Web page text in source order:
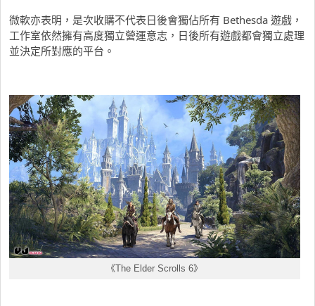
微軟亦表明，是次收購不代表日後會獨佔所有 Bethesda 遊戲，
工作室依然擁有高度獨立營運意志，日後所有遊戲都會獨立處理
並決定所對應的平台。
《The Elder Scrolls 6》